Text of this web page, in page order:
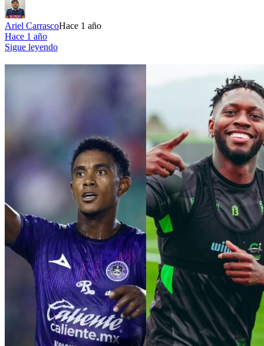
Ariel CarrascoHace 1 año
Hace 1 año
Sigue leyendo